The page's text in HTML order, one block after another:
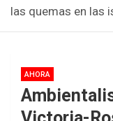
las quemas en las
AHORA